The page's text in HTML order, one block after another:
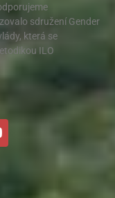
sdružení Gender
která se
ILO